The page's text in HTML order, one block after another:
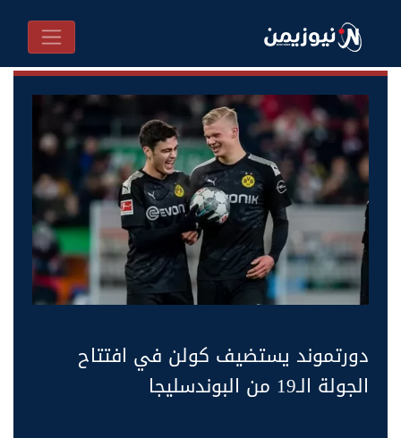
دورتموند يستضيف كولن في افتتاح
الجولة الـ19 من البوندسليجا